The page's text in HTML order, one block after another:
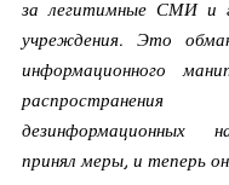
за легитимные СМИ и
учреждения. Это
информационного
распространения
дезинформационных
принял меры, и теперь